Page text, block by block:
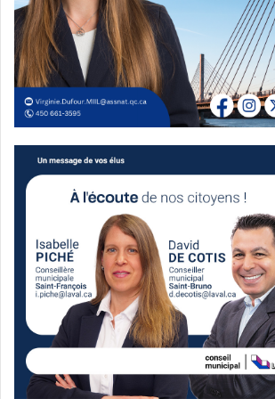
Pourquoi Virginie Dufour
elle Charles Milliard ?
Alberto M.:
Madame Dufour, pourquoi
de soutenir Charles Milliard dans cette
chefferie ?
Virginie Dufour: « Quand j’ai rencontré
suite ressenti un lien. Il a une approche
cela m’a beaucoup marqué. Pour moi, il ne
seulement d’élire un chef de parti, mais
personne avec qui je vais travailler tous
Elle ajoute que Charles Milliard a la
reconquérir Laval et, plus largement, le
de leadership, selon elle, est en phase
actuels du parti, notamment la
francophone, un enjeu crucial pour le